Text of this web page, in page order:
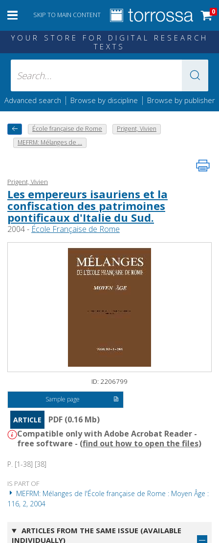
SKIP TO MAIN CONTENT 0
YOUR STORE FOR DIGITAL RESEARCH
TEXTS
Advanced search | Browse by discipline | Browse by publisher
École française de Rome
Prigent, Vivien
MEFRM: Mélanges de ...
Prigent, Vivien
Les empereurs isauriens et la
confiscation des patrimoines
pontificaux d'Italie du Sud.
2004 - École Française de Rome
ID: 2206799
Sample page
ARTICLE
PDF (0.16 Mb)
Compatible only with Adobe Acrobat Reader -
free software - (find out how to open the files)
P. [1-38] [38]
IS PART OF
MEFRM: Mélanges de l'École française de Rome : Moyen Âge :
116, 2, 2004
ARTICLES FROM THE SAME ISSUE (AVAILABLE
INDIVIDUALLY)